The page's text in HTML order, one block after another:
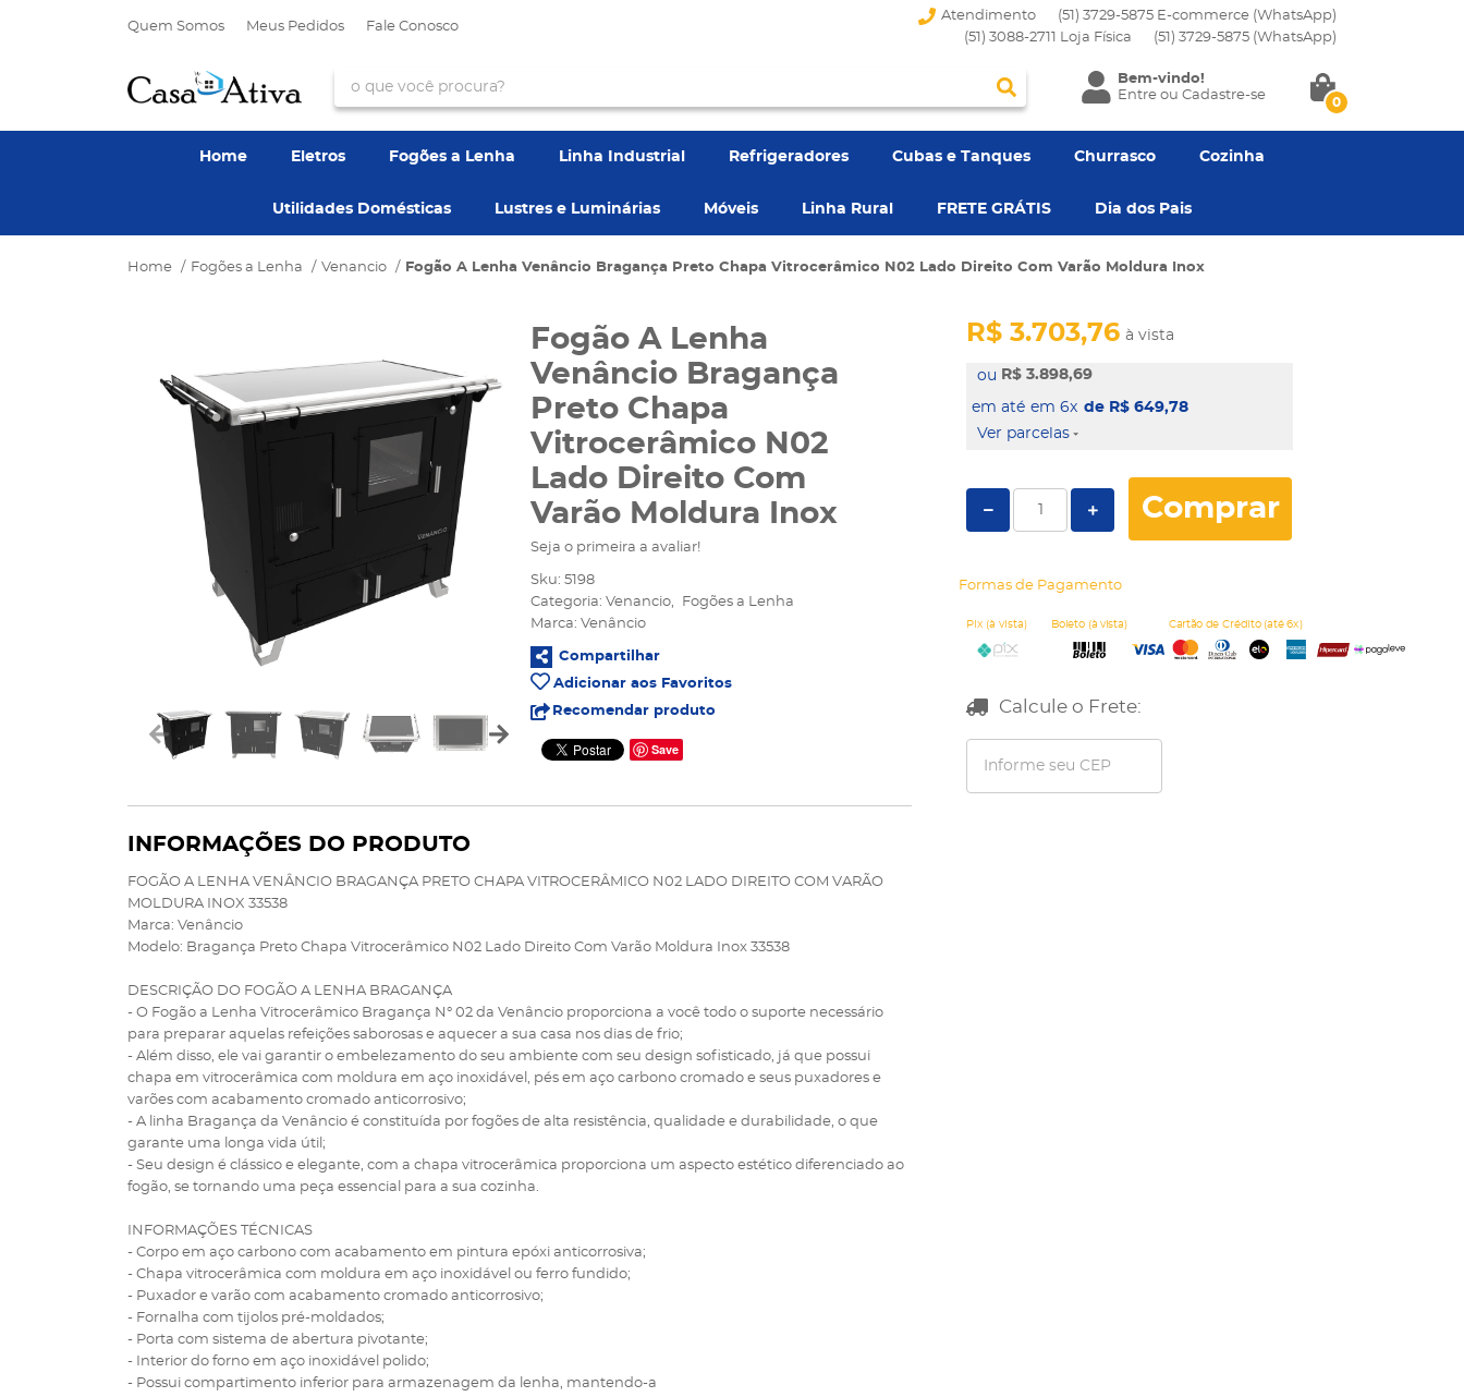
Quem Somos Meus Pedidos Fale Conosco
Atendimento
(51) 3729-5875 E-commerce (WhatsApp)
(51) 3088-2711 Loja Física
(51) 3729-5875 (WhatsApp)
Bem-vindo!
Entreou Cadastre-se 0
Home Eletros Fogões a Lenha Linha Industrial Refrigeradores Cubas e Tanques Churrasco Cozinha
Utilidades Domésticas Lustres e Luminárias Móveis Linha Rural FRETE GRÁTIS Dia dos Pais
Home Fogões a Lenha Venancio Fogão A Lenha Venâncio Bragança Preto Chapa Vitrocerâmico N02 Lado Direito Com Varão Moldura Inox
Fogão A Lenha
Venâncio Bragança
Preto Chapa
Vitrocerâmico N02
Lado Direito Com
Varão Moldura Inox
Seja o primeira a avaliar!
Sku: 5198
Categoria: Venancio
Fogões a Lenha
Marca: Venâncio
Compartilhar
Adicionar aos Favoritos
Recomendar produto
Save
R$ 3.898,69
R$ 3.703,76 à vista
em 6x de R$ 649,78
Ver parcelas
Comprar
Formas de Pagamento
Calcule o Frete:
INFORMAÇÕES DO PRODUTO
FOGÃO A LENHA VENÂNCIO BRAGANÇA PRETO CHAPA VITROCERÂMICO N02 LADO DIREITO COM VARÃO
MOLDURA INOX 33538
Marca: Venâncio
Modelo: Bragança Preto Chapa Vitrocerâmico N02 Lado Direito Com Varão Moldura Inox 33538
DESCRIÇÃO DO FOGÃO A LENHA BRAGANÇA
- O Fogão a Lenha Vitrocerâmico Bragança N° 02 da Venâncio proporciona a você todo o suporte necessário
para preparar aquelas refeições saborosas e aquecer a sua casa nos dias de frio;
- Além disso, ele vai garantir o embelezamento do seu ambiente com seu design sofisticado, já que possui
chapa em vitrocerâmica com moldura em aço inoxidável, pés em aço carbono cromado e seus puxadores e
varões com acabamento cromado anticorrosivo;
- A linha Bragança da Venâncio é constituída por fogões de alta resistência, qualidade e durabilidade, o que
garante uma longa vida útil;
- Seu design é clássico e elegante, com a chapa vitrocerâmica proporciona um aspecto estético diferenciado ao
fogão, se tornando uma peça essencial para a sua cozinha.
INFORMAÇÕES TÉCNICAS
- Corpo em aço carbono com acabamento em pintura epóxi anticorrosiva;
- Chapa vitrocerâmica com moldura em aço inoxidável ou ferro fundido;
- Puxador e varão com acabamento cromado anticorrosivo;
- Fornalha com tijolos pré-moldados;
- Porta com sistema de abertura pivotante;
- Interior do forno em aço inoxidável polido;
- Possui compartimento inferior para armazenagem da lenha, mantendo-a